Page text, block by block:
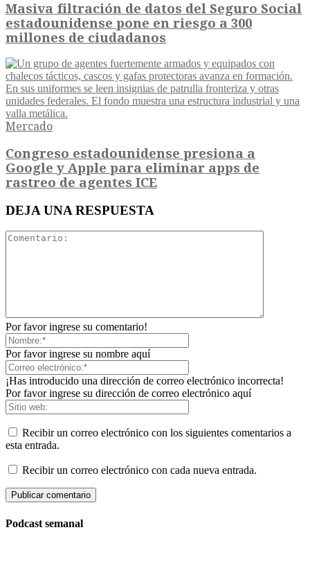
Masiva filtración de datos del Seguro Social
estadounidense pone en riesgo a 300
millones de ciudadanos
Mercado
Congreso estadounidense presiona a
Google y Apple para eliminar apps de
rastreo de agentes ICE
DEJA UNA RESPUESTA
Por favor ingrese su comentario!
Por favor ingrese su nombre aquí
¡Has introducido una dirección de correo electrónico incorrecta!
Por favor ingrese su dirección de correo electrónico aquí
Recibir un correo electrónico con los siguientes comentarios a
esta entrada.
Recibir un correo electrónico con cada nueva entrada.
Podcast semanal